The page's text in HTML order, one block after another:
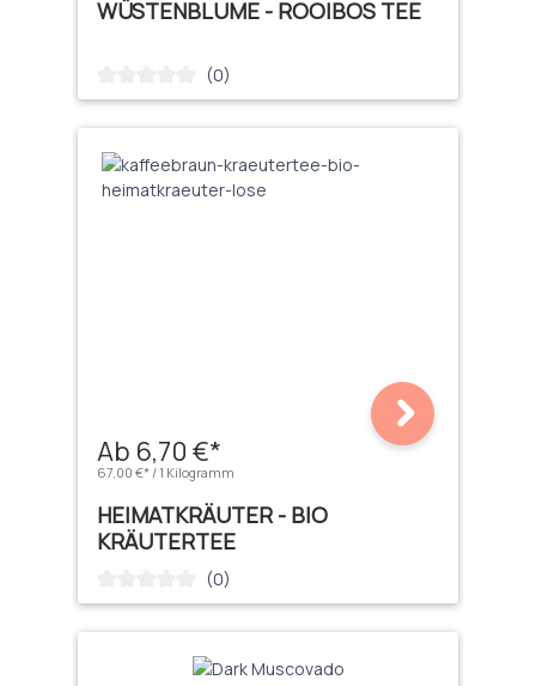
WÜSTENBLUME - ROOIBOS TEE
Durchschnittliche Bewertung von 0 von 5 Sternen
(0)
Ab 6,70 €*
67,00 €* / 1 Kilogramm
HEIMATKRÄUTER - BIO
KRÄUTERTEE
Durchschnittliche Bewertung von 0 von 5 Sternen
(0)